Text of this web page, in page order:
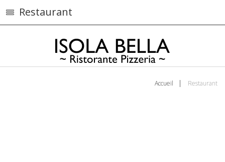
Restaurant
Accueil Restaurant